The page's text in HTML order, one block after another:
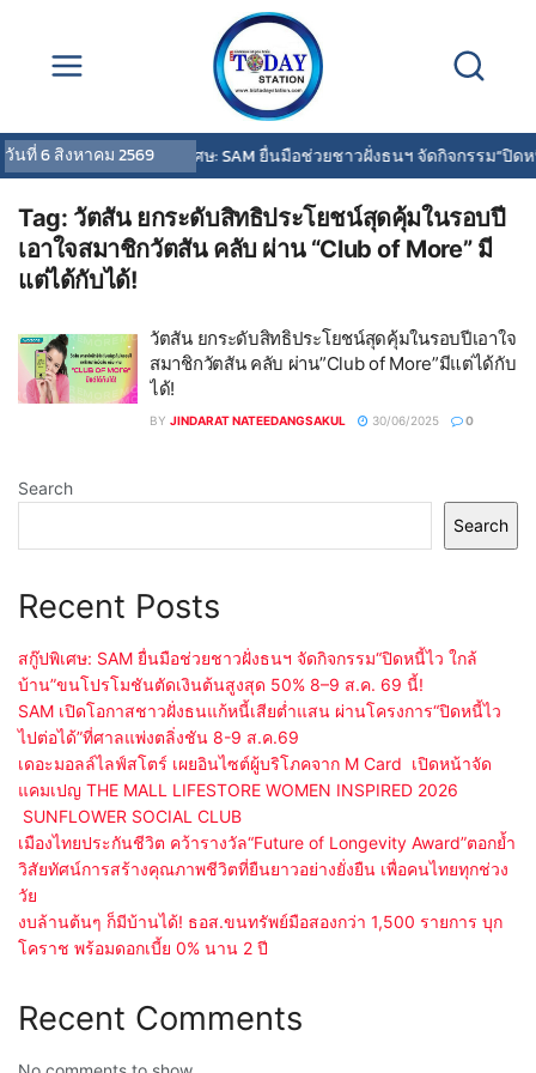
วันที่6 สิงหาคม 2569สกู๊ปพิเศษ: SAM ยื่นมือช่วยชาวฝั่งธนฯ จัดกิจกรรม“ปิด
Tag: วัตสัน ยกระดับสิทธิประโยชน์สุดคุ้มในรอบปี
เอาใจสมาชิกวัตสัน คลับ ผ่าน “Club of More” มี
แต่ได้กับได้!
วัตสัน ยกระดับสิทธิประโยชน์สุดคุ้มในรอบปีเอาใจ
สมาชิกวัตสัน คลับ ผ่าน”Club of More”มีแต่ได้กับ
ได้!
BY JINDARAT NATEEDANGSAKUL 30/06/2025 0
Search
Search
Recent Posts
สกู๊ปพิเศษ: SAM ยื่นมือช่วยชาวฝั่งธนฯ จัดกิจกรรม“ปิดหนี้ไว ใกล้
บ้าน”ขนโปรโมชันตัดเงินต้นสูงสุด 50% 8–9 ส.ค. 69 นี้!
SAM เปิดโอกาสชาวฝั่งธนแก้หนี้เสียต่ำแสน ผ่านโครงการ“ปิดหนี้ไว
ไปต่อได้”ที่ศาลแพ่งตลิ่งชัน 8-9 ส.ค.69
เดอะมอลล์ไลฟ์สโตร์ เผยอินไซต์ผู้บริโภคจาก M Card เปิดหน้าจัด
แคมเปญ THE MALL LIFESTORE WOMEN INSPIRED 2026
SUNFLOWER SOCIAL CLUB
เมืองไทยประกันชีวิต คว้ารางวัล“Future of Longevity Award”ตอกย้ำ
วิสัยทัศน์การสร้างคุณภาพชีวิตที่ยืนยาวอย่างยั่งยืน เพื่อคนไทยทุกช่วง
วัย
งบล้านต้นๆ ก็มีบ้านได้! ธอส.ขนทรัพย์มือสองกว่า 1,500 รายการ บุก
โคราช พร้อมดอกเบี้ย 0% นาน 2 ปี
Recent Comments